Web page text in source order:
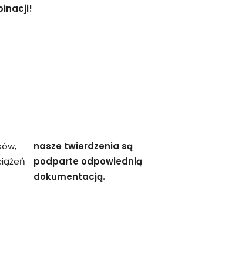
nasze twierdzenia są
podparte odpowiednią
dokumentacją.